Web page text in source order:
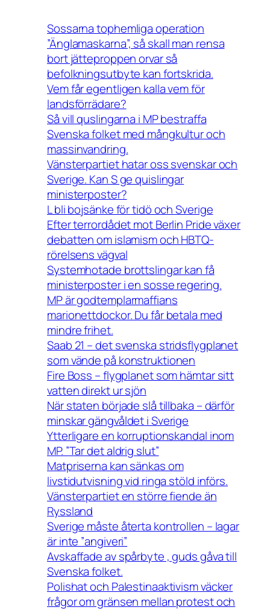
Sossarna tophemliga operation
”Änglamaskarna”, så skall man rensa
bort jätteproppen orvar så
befolkningsutbyte kan fortskrida.
Vem får egentligen kalla vem för
landsförrädare?
Så vill quslingarna i MP bestraffa
Svenska folket med mångkultur och
massinvandring.
Vänsterpartiet hatar oss svenskar och
Sverige. Kan S ge quislingar
ministerposter?
L bli bojsänke för tidö och Sverige
Efter terrordådet mot Berlin Pride växer
debatten om islamism och HBTQ-
rörelsens vägval
Systemhotade brottslingar kan få
ministerposter i en sosse regering.
MP är godtemplarmaffians
marionettdockor. Du får betala med
mindre frihet.
Saab 21 – det svenska stridsflygplanet
som vände på konstruktionen
Fire Boss – flygplanet som hämtar sitt
vatten direkt ur sjön
När staten började slå tillbaka – därför
minskar gängvåldet i Sverige
Ytterligare en korruptionskandal inom
MP. ”Tar det aldrig slut”
Matpriserna kan sänkas om
livstidutvisning vid ringa stöld införs.
Vänsterpartiet en större fiende än
Ryssland
Sverige måste återta kontrollen – lagar
är inte ”angiveri”
Avskaffade av spårbyte , guds gåva till
Svenska folket.
Polishat och Palestinaaktivism väcker
frågor om gränsen mellan protest och